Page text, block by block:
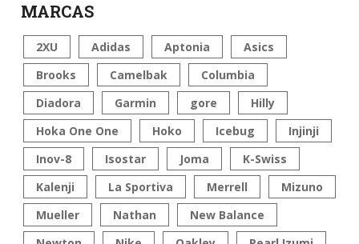
MARCAS
2XU Adidas Aptonia
Asics
Brooks
Camelbak
Columbia
Diadora
Garmin gore
Hilly
Hoka One One
Hoko Icebug
Injinji
Inov-8
Isostar Joma
K-Swiss
Kalenji
La Sportiva Merrell
Mizuno
Mueller
Nathan
New Balance